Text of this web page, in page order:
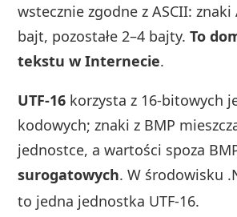
wstecznie zgodne z ASCII: znaki
bajt, pozostałe 2–4 bajty.To
tekstu w Internecie.
UTF‑16 korzysta z 16‑bitowych
kodowych; znaki z BMP
jednostce, a wartości spoza
surogatowych. W środowisku
to jedna jednostka UTF‑16.